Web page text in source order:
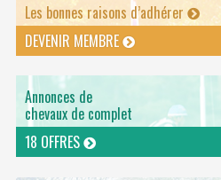
Les bonnes raisons d’adhérer
DEVENIR MEMBRE
Annonces de
chevaux de complet
18 OFFRES